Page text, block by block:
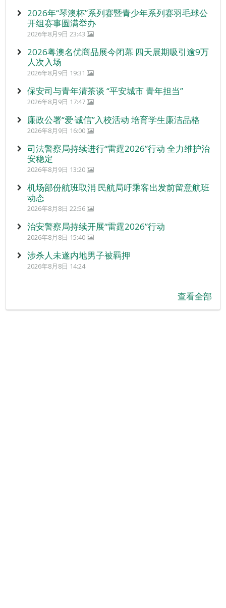
2026年“琴澳杯”系列赛暨青少年系列赛羽毛球公
开组赛事圆满举办
2026年8月9日 23:43
2026粤澳名优商品展今闭幕 四天展期吸引逾9万
人次入场
2026年8月9日 19:31
保安司与青年清茶谈 “平安城市 青年担当”
2026年8月9日 17:47
廉政公署“爱‧诚信”入校活动 培育学生廉洁品格
2026年8月9日 16:00
司法警察局持续进行“雷霆2026”行动 全力维护治
安稳定
2026年8月9日 13:20
机场部份航班取消 民航局吁乘客出发前留意航班
动态
2026年8月8日 22:56
治安警察局持续开展“雷霆2026”行动
2026年8月8日 15:40
涉杀人未遂内地男子被羁押
2026年8月8日 14:24
查看全部